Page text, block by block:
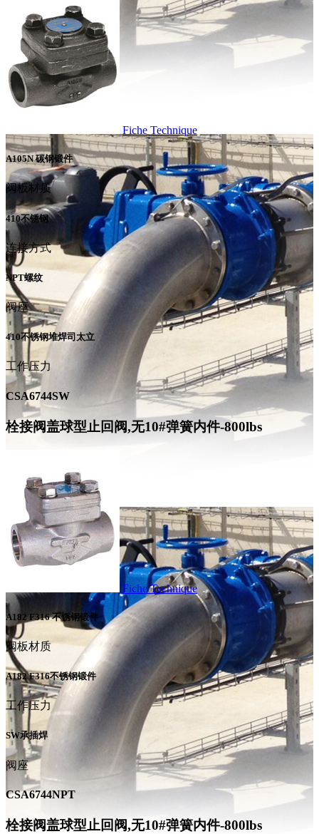
Fiche Technique
A105N 碳钢锻件
阀板材质
410不锈钢
连接方式
NPT螺纹
阀座
410不锈钢堆焊司太立
工作压力
CSA6744SW
栓接阀盖球型止回阀,无10#弹簧内件-800lbs
Fiche Technique
A182 F316 不锈钢锻件
阀板材质
A182 F316不锈钢锻件
工作压力
SW承插焊
阀座
CSA6744NPT
栓接阀盖球型止回阀,无10#弹簧内件-800lbs